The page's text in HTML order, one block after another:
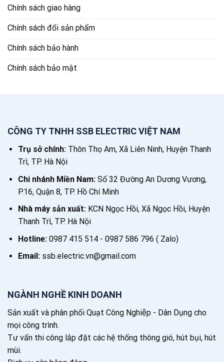
Chính sách giao hàng
Chính sách đổi sản phẩm
Chính sách bảo hành
Chính sách bảo mật
CÔNG TY TNHH SSB ELECTRIC VIỆT NAM
Trụ sở chính:Thôn Thọ Am, Xã Liên Ninh, Huyện Thanh
Trì, TP. Hà Nội
Chi nhánh Miền Nam:Số 32 Đường An Dương Vương,
P.16, Quận 8, TP. Hồ Chí Minh
Nhà máy sản xuất:KCN Ngọc Hồi, Xã Ngọc Hồi, Huyện
Thanh Trì, TP. Hà Nội
Hotline:0987 415 514 - 0987 586 796 ( Zalo)
Email:ssb.electric.vn@gmail.com
NGÀNH NGHỀ KINH DOANH
Sản xuất và phân phối Quạt Công Nghiệp - Dân Dụng cho
mọi công trình.
Tư vấn thi công lắp đặt các hệ thống thông gió, hút bụi, hút
mùi.